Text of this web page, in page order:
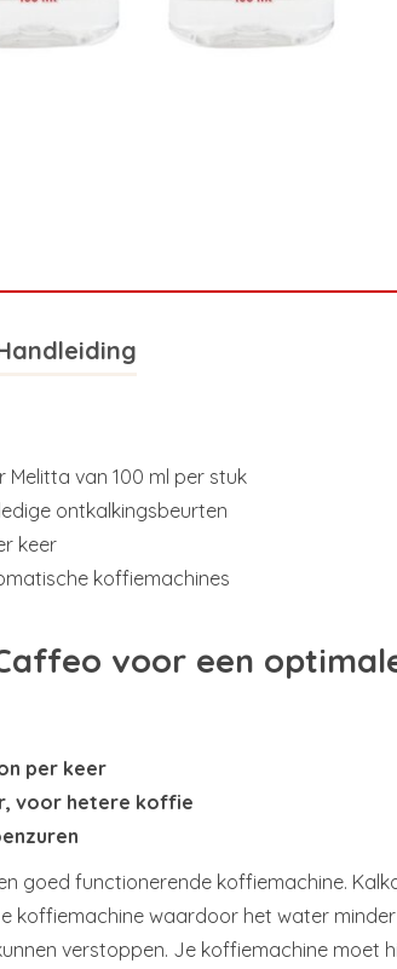
Melitta van 100 ml per stuk
ontkalkingsbeurten
keer
koffiemachines
voor een
per keer
voor hetere koffie
goed functionerende koffiemachine.
koffiemachine waardoor het water minder
verstoppen. Je koffiemachine moet